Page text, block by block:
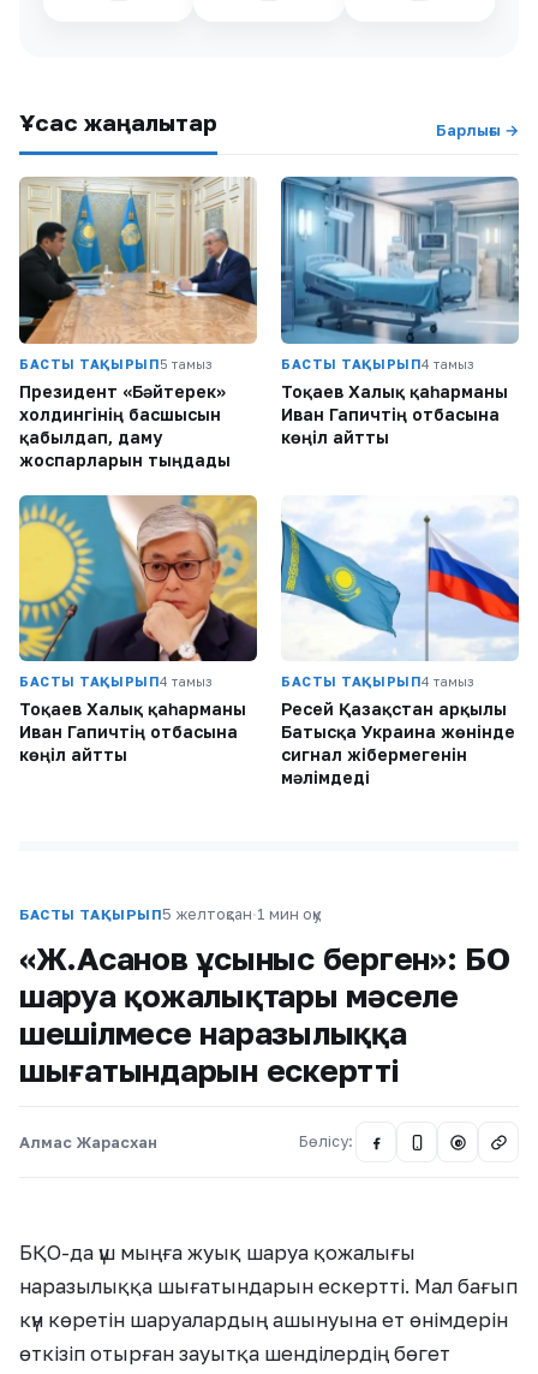
Ұқсас жаңалықтар Барлығы →
БАСТЫ ТАҚЫРЫП5 тамыз
Президент «Бәйтерек»
холдингінің басшысын
қабылдап, даму
жоспарларын тыңдады
БАСТЫ ТАҚЫРЫП4 тамыз
Тоқаев Халық қаһарманы
Иван Гапичтің отбасына
көңіл айтты
БАСТЫ ТАҚЫРЫП4 тамыз
Тоқаев Халық қаһарманы
Иван Гапичтің отбасына
көңіл айтты
БАСТЫ ТАҚЫРЫП4 тамыз
Ресей Қазақстан арқылы
Батысқа Украина жөнінде
сигнал жібермегенін
мәлімдеді
БАСТЫ ТАҚЫРЫП5 желтоқсан·1 мин оқу
«Ж.Асанов ұсыныс берген»: БҚО
шаруа қожалықтары мәселе
шешілмесе наразылыққа
шығатындарын ескертті
Алмас Жарасхан Бөлісу: @
БҚО-да үш мыңға жуық шаруа қожалығы
наразылыққа шығатындарын ескертті. Мал бағып
күн көретін шаруалардың ашынуына ет өнімдерін
өткізіп отырған зауытқа шенділердің бөгет